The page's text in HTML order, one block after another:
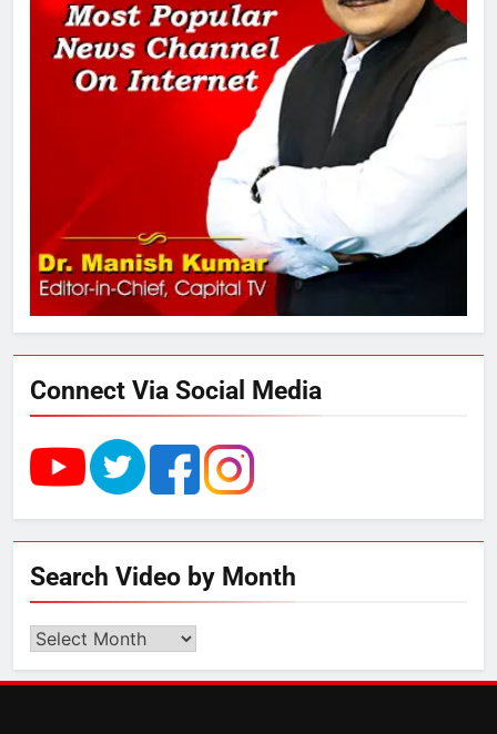
SRN अस्पताल का नाम अमर शहीद ठाकुर
रोशन सिंह के नाम पर करने की मांग तेज
अमर शहीद ठाकुर रोशन सिंह के नाम पर
स्वरूप रानी नेहरू चिकित्सालय का
नामकरण करने की मांग को लेकर
अनिश्चितकालीन धरना शुरू
3
289 एकड़ भूमि पर विकसित होगा कार्बन-
फ्री डेटा सेंटर, हजारों उच्च-कुशल
रोजगार सृजन की संभावना
UP में ग्रामीण बिजली आपूर्ति से कृषि,
डेयरी, कुटीर उद्योग और स्वरोजगार को
राम की नगरी अयोध्या में आने वाले भक्तों
का स्वागत करेगा लक्ष्मण द्वार
Connect Via Social Media
Search Video by Month
Search
by